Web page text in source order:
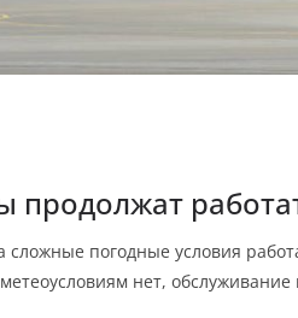
погодные условия
нет, обслуживание